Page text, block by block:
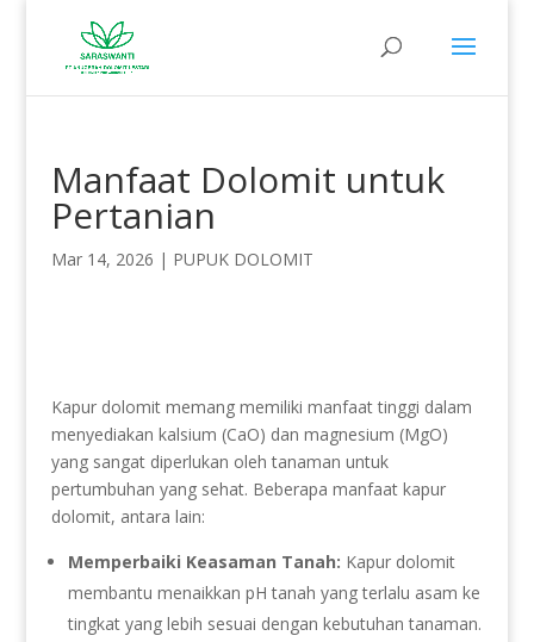
Manfaat Dolomit untuk
Pertanian
Mar 14, 2026 | PUPUK DOLOMIT
Kapur dolomit memang memiliki manfaat tinggi dalam
menyediakan kalsium (CaO) dan magnesium (MgO)
yang sangat diperlukan oleh tanaman untuk
pertumbuhan yang sehat. Beberapa manfaat kapur
dolomit, antara lain:
Memperbaiki Keasaman Tanah: Kapur dolomit
membantu menaikkan pH tanah yang terlalu asam ke
tingkat yang lebih sesuai dengan kebutuhan tanaman.